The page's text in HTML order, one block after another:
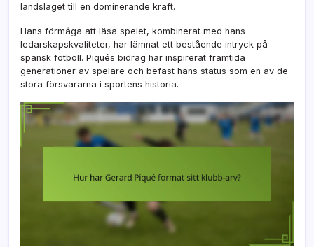
landslaget till en dominerande kraft.
Hans förmåga att läsa spelet, kombinerat med hans
ledarskapskvaliteter, har lämnat ett bestående intryck på
spansk fotboll. Piqués bidrag har inspirerat framtida
generationer av spelare och befäst hans status som en av de
stora försvararna i sportens historia.